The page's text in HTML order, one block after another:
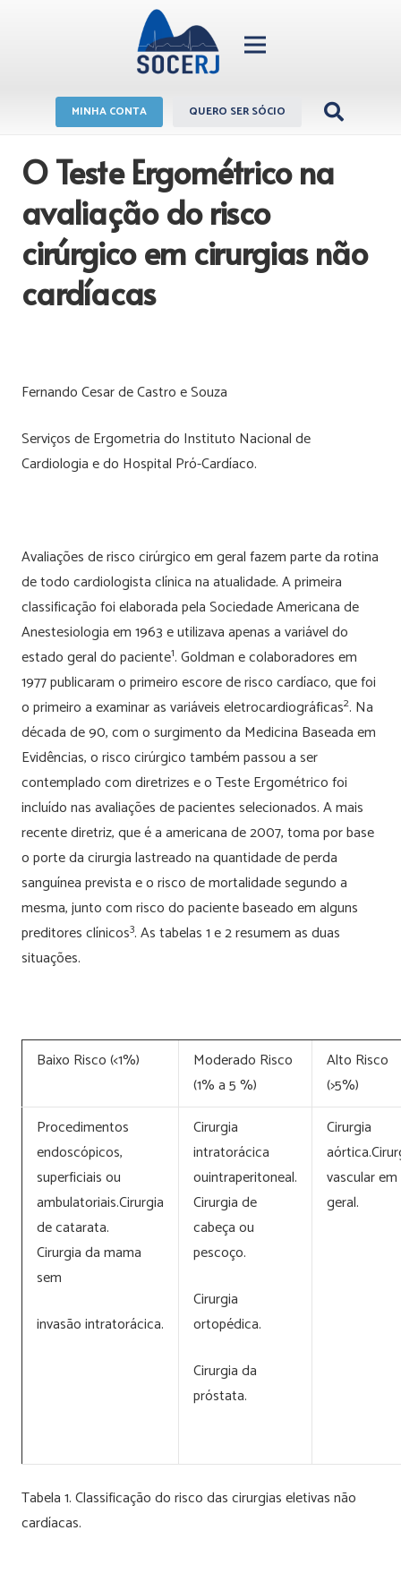
MINHA CONTA QUERO SER SÓCIO
O Teste Ergométrico na
avaliação do risco
cirúrgico em cirurgias não
cardíacas
Fernando Cesar de Castro e Souza
Serviços de Ergometria do Instituto Nacional de
Cardiologia e do Hospital Pró-Cardíaco.
Avaliações de risco cirúrgico em geral fazem parte da rotina
de todo cardiologista clínica na atualidade. A primeira
classificação foi elaborada pela Sociedade Americana de
Anestesiologia em 1963 e utilizava apenas a variável do
estado geral do paciente1. Goldman e colaboradores em
1977 publicaram o primeiro escore de risco cardíaco, que foi
o primeiro a examinar as variáveis eletrocardiográficas2. Na
década de 90, com o surgimento da Medicina Baseada em
Evidências, o risco cirúrgico também passou a ser
contemplado com diretrizes e o Teste Ergométrico foi
incluído nas avaliações de pacientes selecionados. A mais
recente diretriz, que é a americana de 2007, toma por base
o porte da cirurgia lastreado na quantidade de perda
sanguínea prevista e o risco de mortalidade segundo a
mesma, junto com risco do paciente baseado em alguns
preditores clínicos3. As tabelas 1 e 2 resumem as duas
situações.
Baixo Risco (<1%)
Moderado Risco
(1% a 5 %)
Alto Risco
(>5%)
Procedimentos
endoscópicos,
superficiais ou
ambulatoriais.Cirurgia
de catarata.
Cirurgia da mama
sem
invasão intratorácica.
Cirurgia
intratorácica
ouintraperitoneal.
Cirurgia de
cabeça ou
pescoço.
Cirurgia
ortopédica.
Cirurgia da
próstata.
Cirurgia
vascular em
geral.
Tabela 1. Classificação do risco das cirurgias eletivas não
cardíacas.